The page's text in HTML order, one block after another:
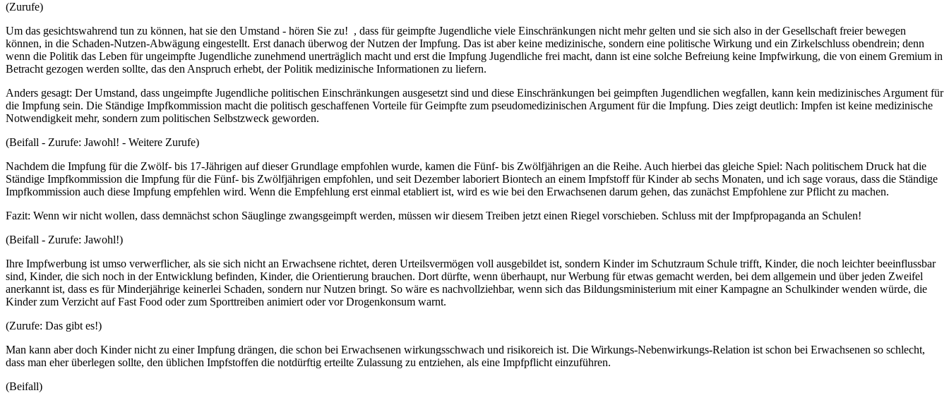
(Zurufe)
Um das gesichtswahrend tun zu können, hat sie den Umstand - hören Sie zu! , dass für geimpfte Jugendliche viele Einschränkungen nicht mehr gelten und sie sich also in der Gesellschaft freier bewegen
können, in die Schaden-Nutzen-Abwägung eingestellt. Erst danach überwog der Nutzen der Impfung. Das ist aber keine medizinische, sondern eine politische Wirkung und ein Zirkelschluss obendrein; denn
wenn die Politik das Leben für ungeimpfte Jugendliche zunehmend unerträglich macht und erst die Impfung Jugendliche frei macht, dann ist eine solche Befreiung keine Impfwirkung, die von einem Gremium in
Betracht gezogen werden sollte, das den Anspruch erhebt, der Politik medizinische Informationen zu liefern.
Anders gesagt: Der Umstand, dass ungeimpfte Jugendliche politischen Einschränkungen ausgesetzt sind und diese Einschränkungen bei geimpften Jugendlichen wegfallen, kann kein medizinisches Argument für
die Impfung sein. Die Ständige Impfkommission macht die politisch geschaffenen Vorteile für Geimpfte zum pseudomedizinischen Argument für die Impfung. Dies zeigt deutlich: Impfen ist keine medizinische
Notwendigkeit mehr, sondern zum politischen Selbstzweck geworden.
(Beifall - Zurufe: Jawohl! - Weitere Zurufe)
Nachdem die Impfung für die Zwölf- bis 17-Jährigen auf dieser Grundlage empfohlen wurde, kamen die Fünf- bis Zwölfjährigen an die Reihe. Auch hierbei das gleiche Spiel: Nach politischem Druck hat die
Ständige Impfkommission die Impfung für die Fünf- bis Zwölfjährigen empfohlen, und seit Dezember laboriert Biontech an einem Impfstoff für Kinder ab sechs Monaten, und ich sage voraus, dass die Ständige
Impfkommission auch diese Impfung empfehlen wird. Wenn die Empfehlung erst einmal etabliert ist, wird es wie bei den Erwachsenen darum gehen, das zunächst Empfohlene zur Pflicht zu machen.
Fazit: Wenn wir nicht wollen, dass demnächst schon Säuglinge zwangsgeimpft werden, müssen wir diesem Treiben jetzt einen Riegel vorschieben. Schluss mit der Impfpropaganda an Schulen!
(Beifall - Zurufe: Jawohl!)
Ihre Impfwerbung ist umso verwerflicher, als sie sich nicht an Erwachsene richtet, deren Urteilsvermögen voll ausgebildet ist, sondern Kinder im Schutzraum Schule trifft, Kinder, die noch leichter beeinflussbar
sind, Kinder, die sich noch in der Entwicklung befinden, Kinder, die Orientierung brauchen. Dort dürfte, wenn überhaupt, nur Werbung für etwas gemacht werden, bei dem allgemein und über jeden Zweifel
anerkannt ist, dass es für Minderjährige keinerlei Schaden, sondern nur Nutzen bringt. So wäre es nachvollziehbar, wenn sich das Bildungsministerium mit einer Kampagne an Schulkinder wenden würde, die
Kinder zum Verzicht auf Fast Food oder zum Sporttreiben animiert oder vor Drogenkonsum warnt.
(Zurufe: Das gibt es!)
Man kann aber doch Kinder nicht zu einer Impfung drängen, die schon bei Erwachsenen wirkungsschwach und risikoreich ist. Die Wirkungs-Nebenwirkungs-Relation ist schon bei Erwachsenen so schlecht,
dass man eher überlegen sollte, den üblichen Impfstoffen die notdürftig erteilte Zulassung zu entziehen, als eine Impfpflicht einzuführen.
(Beifall)